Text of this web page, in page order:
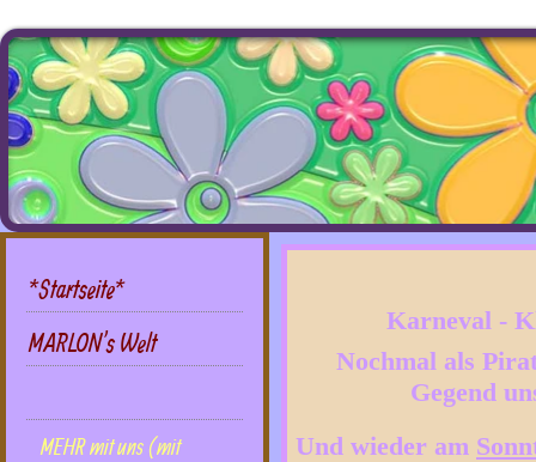
*Startseite*
MARLON's Welt
MEHR mit uns (mit
Karneval -
Nochmal als
Gegend
Und wieder am